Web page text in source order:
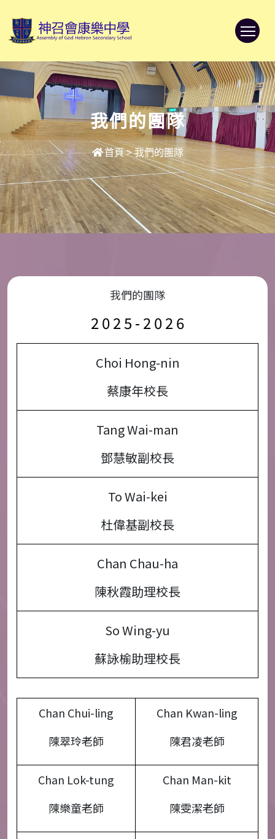
我們的團隊
首頁>我們的團隊
我們的團隊
2 0 2 5 - 2 0 2 6
Choi Hong-nin
蔡康年校長
Tang Wai-man
鄧慧敏副校長
To Wai-kei
杜偉基副校長
Chan Chau-ha
陳秋霞助理校長
So Wing-yu
蘇詠榆助理校長
Chan Chui-ling
陳翠玲老師
Chan Kwan-ling
陳君凌老師
Chan Lok-tung
陳樂童老師
Chan Man-kit
陳雯潔老師